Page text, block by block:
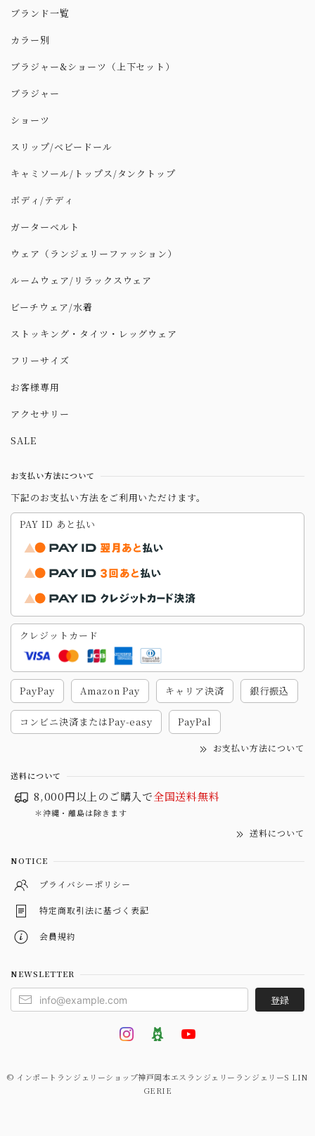
ブランド一覧
カラー別
ブラジャー&ショーツ（上下セット）
ブラジャー
ショーツ
スリップ/ベビードール
キャミソール/トップス/タンクトップ
ボディ/テディ
ガーターベルト
ウェア（ランジェリーファッション）
ルームウェア/リラックスウェア
ビーチウェア/水着
ストッキング・タイツ・レッグウェア
フリーサイズ
お客様専用
アクセサリー
SALE
お支払い方法について
下記のお支払い方法をご利用いただけます。
PAY ID あと払い
クレジットカード
PayPay Amazon Pay キャリア決済 銀行振込
コンビニ決済またはPay-easy PayPal
お支払い方法について
送料について
8,000円以上のご購入で全国送料無料
＊沖縄・離島は除きます
送料について
NOTICE
プライバシーポリシー
特定商取引法に基づく表記
会員規約
NEWSLETTER
登録
© インポートランジェリーショップ神戸岡本エスランジェリーランジェリーS LIN
GERIE